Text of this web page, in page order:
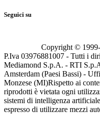
Seguici su
Copyright © 1999-
P.Iva 03976881007 - Tutti i
Mediamond S.p.A. - RTI
Amsterdam (Paesi Bassi) -
Monzese (MI)Rispetto ai
riprodotti è vietata ogni
sistemi di intelligenza
espresso di utilizzare mezzi